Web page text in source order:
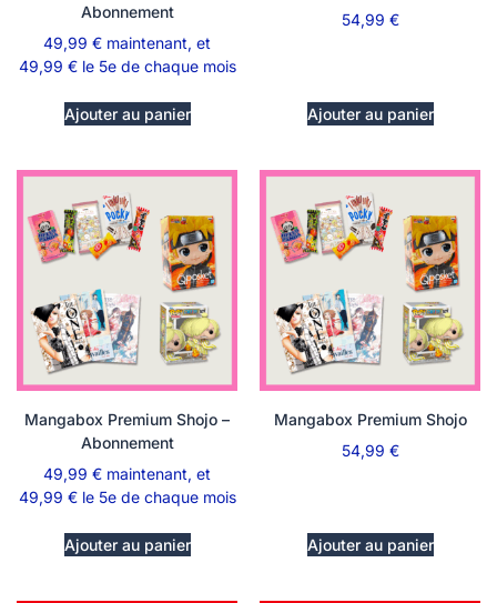
Abonnement
49,99 € maintenant, et
49,99 € le 5e de chaque mois
Ajouter au panier
54,99 €
Ajouter au panier
Mangabox Premium Shojo –
Abonnement
49,99 € maintenant, et
49,99 € le 5e de chaque mois
Ajouter au panier
Mangabox Premium Shojo
54,99 €
Ajouter au panier